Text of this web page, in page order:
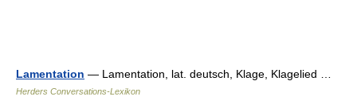
Lamentation — Lamentation, lat. deutsch, Klage, Klagelied …
Herders Conversations-Lexikon